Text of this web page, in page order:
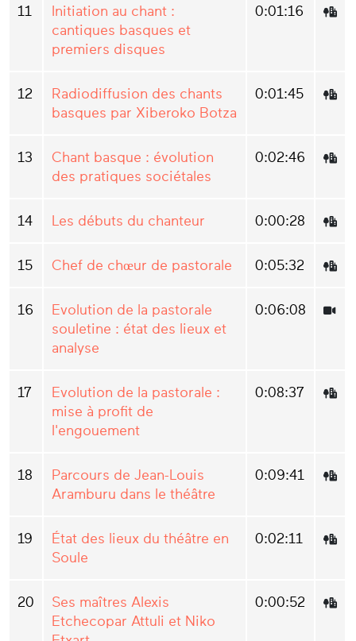
11
Initiation au chant :
cantiques basques et
premiers disques
0:01:16
12
Radiodiffusion des chants
basques par Xiberoko Botza
0:01:45
13
Chant basque : évolution
des pratiques sociétales
0:02:46
14 Les débuts du chanteur 0:00:28
15 Chef de chœur de pastorale 0:05:32
16
Evolution de la pastorale
souletine : état des lieux et
analyse
0:06:08
17
Evolution de la pastorale :
mise à profit de
l'engouement
0:08:37
18
Parcours de Jean-Louis
Aramburu dans le théâtre
0:09:41
19
État des lieux du théâtre en
Soule
0:02:11
20
Ses maîtres Alexis
Etchecopar Attuli et Niko
0:00:52